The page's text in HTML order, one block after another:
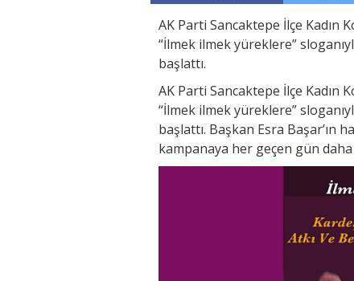
AK Parti Sancaktepe İlçe Kadın
“İlmek ilmek yüreklere”
başlattı.
AK Parti Sancaktepe İlçe Kadın
“İlmek ilmek yüreklere”
başlattı. Başkan Esra Başar’ın
kampanaya her geçen gün